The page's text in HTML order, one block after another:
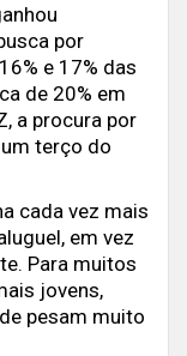
por
e 17% das
de 20% em
a procura por
terço do
cada vez mais
em vez
Para muitos
jovens,
pesam muito